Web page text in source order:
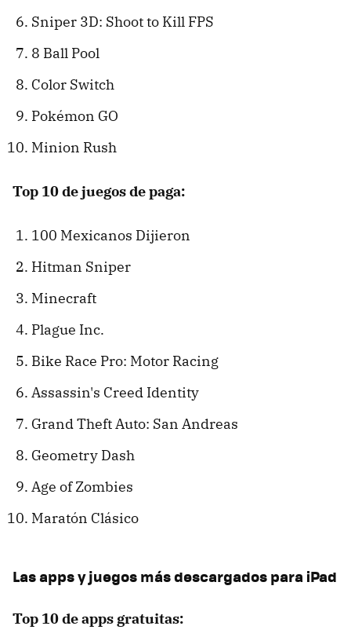
Sniper 3D: Shoot to Kill FPS
8 Ball Pool
Color Switch
Pokémon GO
Minion Rush
Top 10 de juegos de paga:
100 Mexicanos Dijieron
Hitman Sniper
Minecraft
Plague Inc.
Bike Race Pro: Motor Racing
Assassin's Creed Identity
Grand Theft Auto: San Andreas
Geometry Dash
Age of Zombies
Maratón Clásico
Las apps y juegos más descargados para iPad
Top 10 de apps gratuitas: